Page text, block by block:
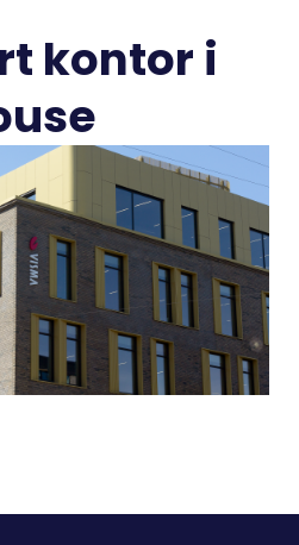
kontor i